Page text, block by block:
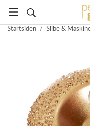
Startsiden / Slibe &